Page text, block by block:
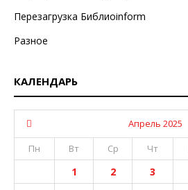
Перезагрузка Библиоinform
Разное
КАЛЕНДАРЬ
Апрель 2025
Пн
Вт Ср Чт
1 2 3